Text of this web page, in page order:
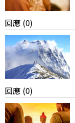
回應 (0)
回應 (0)